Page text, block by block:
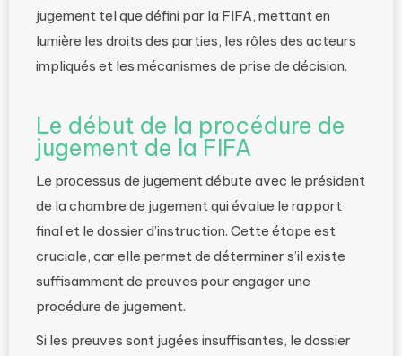
jugement tel que défini par la FIFA, mettant en
lumière les droits des parties, les rôles des acteurs
impliqués et les mécanismes de prise de décision.
Le début de la procédure de
jugement de la FIFA
Le processus de jugement débute avec le président
de la chambre de jugement qui évalue le rapport
final et le dossier d’instruction. Cette étape est
cruciale, car elle permet de déterminer s’il existe
suffisamment de preuves pour engager une
procédure de jugement.
Si les preuves sont jugées insuffisantes, le dossier